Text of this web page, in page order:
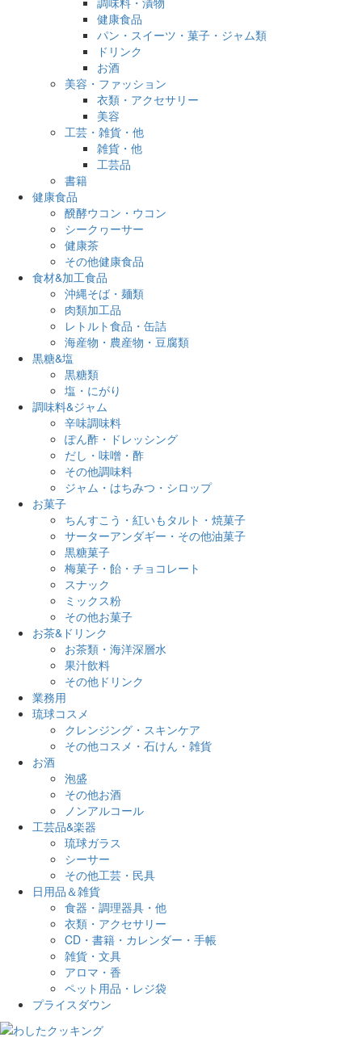
健康食品
パン・スイーツ・菓子・ジャム類
ドリンク
お酒
美容・ファッション
衣類・アクセサリー
美容
工芸・雑貨・他
雑貨・他
工芸品
書籍
健康食品
醗酵ウコン・ウコン
シークヮーサー
健康茶
その他健康食品
食材&加工食品
沖縄そば・麺類
肉類加工品
レトルト食品・缶詰
海産物・農産物・豆腐類
黒糖&塩
黒糖類
塩・にがり
調味料&ジャム
辛味調味料
ぽん酢・ドレッシング
だし・味噌・酢
その他調味料
ジャム・はちみつ・シロップ
お菓子
ちんすこう・紅いもタルト・焼菓子
サーターアンダギー・その他油菓子
黒糖菓子
梅菓子・飴・チョコレート
スナック
ミックス粉
その他お菓子
お茶&ドリンク
お茶類・海洋深層水
果汁飲料
その他ドリンク
業務用
琉球コスメ
クレンジング・スキンケア
その他コスメ・石けん・雑貨
お酒
泡盛
その他お酒
ノンアルコール
工芸品&楽器
琉球ガラス
シーサー
その他工芸・民具
日用品＆雑貨
食器・調理器具・他
衣類・アクセサリー
CD・書籍・カレンダー・手帳
雑貨・文具
アロマ・香
ペット用品・レジ袋
プライスダウン